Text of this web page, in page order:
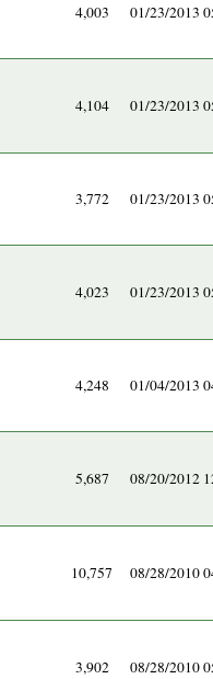
4,003 01/23/2013
4,104 01/23/2013
3,772 01/23/2013
4,023 01/23/2013
4,248 01/04/2013
5,687 08/20/2012
10,757 08/28/2010
3,902 08/28/2010